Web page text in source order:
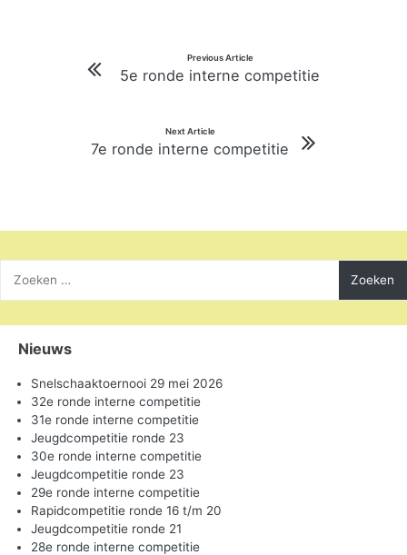
navigatie
Previous Article
5e ronde interne competitie
Next Article
7e ronde interne competitie
naar:
Nieuws
Snelschaaktoernooi 29 mei 2026
32e ronde interne competitie
31e ronde interne competitie
Jeugdcompetitie ronde 23
30e ronde interne competitie
Jeugdcompetitie ronde 23
29e ronde interne competitie
Rapidcompetitie ronde 16 t/m 20
Jeugdcompetitie ronde 21
28e ronde interne competitie